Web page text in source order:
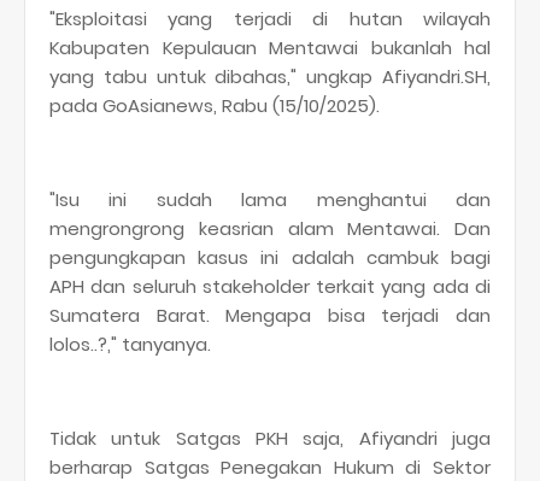
"Eksploitasi yang terjadi di hutan wilayah
Kabupaten Kepulauan Mentawai bukanlah hal
yang tabu untuk dibahas," ungkap Afiyandri.SH,
pada GoAsianews, Rabu (15/10/2025).
"Isu ini sudah lama menghantui dan
mengrongrong keasrian alam Mentawai. Dan
pengungkapan kasus ini adalah cambuk bagi
APH dan seluruh stakeholder terkait yang ada di
Sumatera Barat. Mengapa bisa terjadi dan
lolos..?," tanyanya.
Tidak untuk Satgas PKH saja, Afiyandri juga
berharap Satgas Penegakan Hukum di Sektor